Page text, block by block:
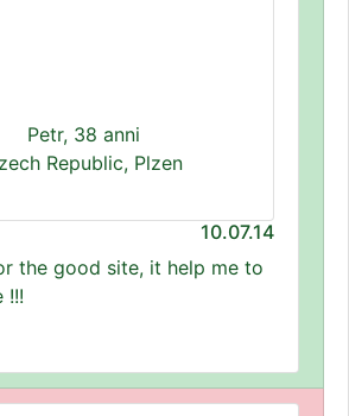
Petr, 38 anni
Republic, Plzen
10.07.14
the good site, it help me to
!!!